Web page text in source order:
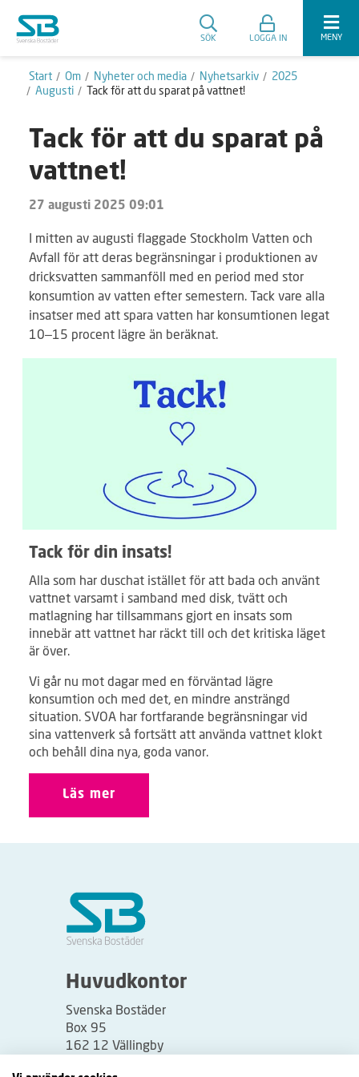
SÖK LOGGA IN MENY
Start Om Nyheter och media Nyhetsarkiv
2025
Augusti
Tack för att du sparat på vattnet!
Tack för att du sparat på
vattnet!
27 augusti 2025 09:01
I mitten av augusti flaggade Stockholm Vatten och
Avfall för att deras begränsningar i produktionen av
dricksvatten sammanföll med en period med stor
konsumtion av vatten efter semestern. Tack vare alla
insatser med att spara vatten har konsumtionen legat
10–15 procent lägre än beräknat.
Tack för din insats!
Alla som har duschat istället för att bada och använt
vattnet varsamt i samband med disk, tvätt och
matlagning har tillsammans gjort en insats som
innebär att vattnet har räckt till och det kritiska läget
är över.
Vi går nu mot dagar med en förväntad lägre
konsumtion och med det, en mindre ansträngd
situation. SVOA har fortfarande begränsningar vid
sina vattenverk så fortsätt att använda vattnet klokt
och behåll dina nya, goda vanor.
Läs mer
Huvudkontor
Svenska Bostäder
Box 95
162 12 Vällingby